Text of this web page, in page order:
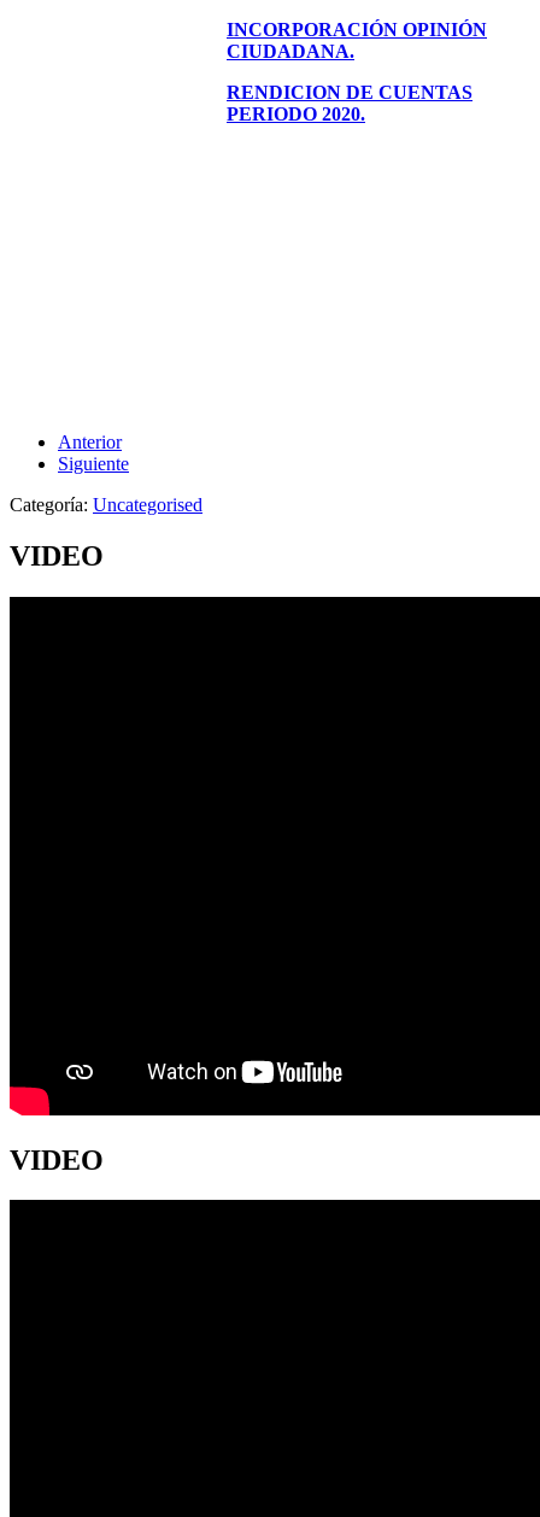
INCORPORACIÓN OPINIÓN
CIUDADANA.
RENDICION DE CUENTAS
PERIODO 2020.
Anterior
Siguiente
Categoría: Uncategorised
VIDEO
VIDEO